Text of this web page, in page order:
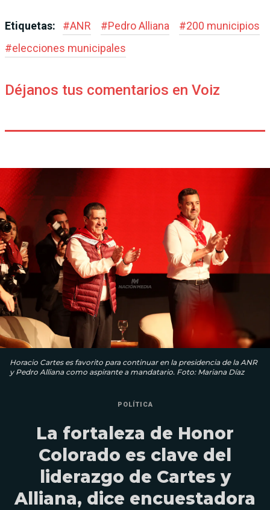
Etiquetas: #ANR #Pedro Alliana #200 municipios
#elecciones municipales
Déjanos tus comentarios en Voiz
Horacio Cartes es favorito para continuar en la presidencia de la ANR
y Pedro Alliana como aspirante a mandatario. Foto: Mariana Díaz
POLÍTICA
La fortaleza de Honor
Colorado es clave del
liderazgo de Cartes y
Alliana, dice encuestadora